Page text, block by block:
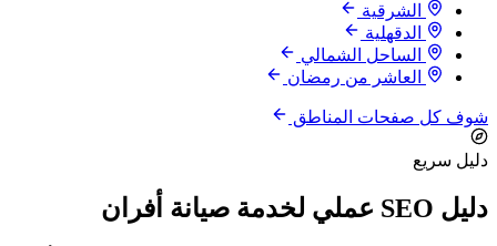
الشرقية
الدقهلية
الساحل الشمالي
العاشر من رمضان
شوف كل صفحات المناطق
دليل سريع
دليل SEO عملي لخدمة صيانة أفران